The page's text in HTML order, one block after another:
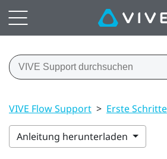
VIVE Flow Support > Erste Schritte
Anleitung herunterladen